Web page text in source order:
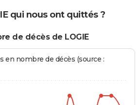
qui nous ont quittés ?
de décès de LOGIE
en nombre de décès (source :